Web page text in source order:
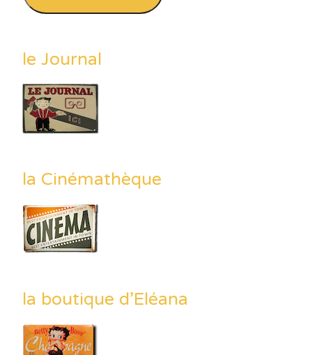
le Journal
la Cinémathèque
la boutique d’Eléana